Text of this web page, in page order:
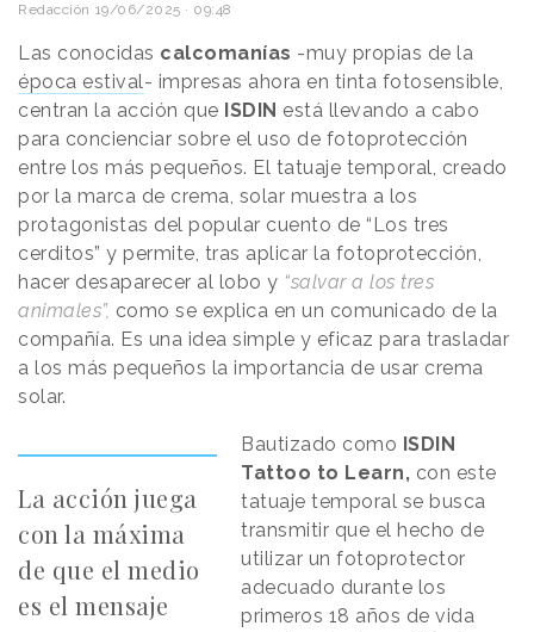
Redacción 19/06/2025 · 09:48
Las conocidas calcomanías -muy propias de la
época estival- impresas ahora en tinta fotosensible,
centran la acción que ISDIN está llevando a cabo
para concienciar sobre el uso de fotoprotección
entre los más pequeños. El tatuaje temporal, creado
por la marca de crema, solar muestra a los
protagonistas del popular cuento de “Los tres
cerditos” y permite, tras aplicar la fotoprotección,
hacer desaparecer al lobo y “salvar a los tres
animales”, como se explica en un comunicado de la
compañía. Es una idea simple y eficaz para trasladar
a los más pequeños la importancia de usar crema
solar.
La acción juega
con la máxima
de que el medio
es el mensaje
Bautizado como ISDIN
Tattoo to Learn, con este
tatuaje temporal se busca
transmitir que el hecho de
utilizar un fotoprotector
adecuado durante los
primeros 18 años de vida